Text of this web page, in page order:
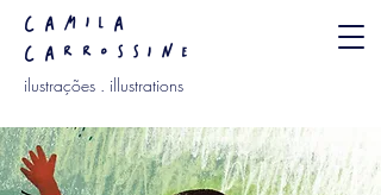
camila
carrossine
ilustrações . illustrations